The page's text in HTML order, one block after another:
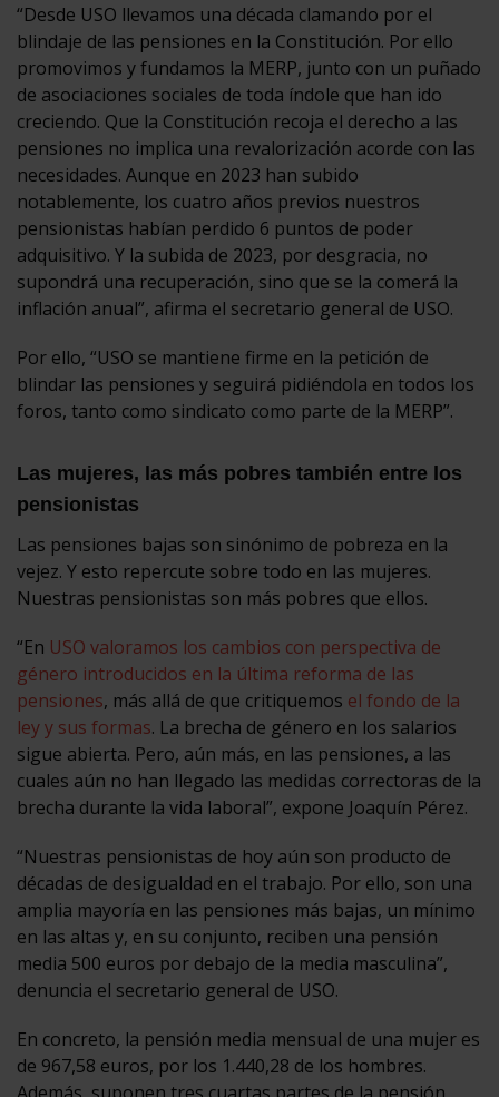
“Desde USO llevamos una década clamando por el
blindaje de las pensiones en la Constitución. Por ello
promovimos y fundamos la MERP, junto con un puñado
de asociaciones sociales de toda índole que han ido
creciendo. Que la Constitución recoja el derecho a las
pensiones no implica una revalorización acorde con las
necesidades. Aunque en 2023 han subido
notablemente, los cuatro años previos nuestros
pensionistas habían perdido 6 puntos de poder
adquisitivo. Y la subida de 2023, por desgracia, no
supondrá una recuperación, sino que se la comerá la
inflación anual”, afirma el secretario general de USO.
Por ello, “USO se mantiene firme en la petición de
blindar las pensiones y seguirá pidiéndola en todos los
foros, tanto como sindicato como parte de la MERP”.
Las mujeres, las más pobres también entre los
pensionistas
Las pensiones bajas son sinónimo de pobreza en la
vejez. Y esto repercute sobre todo en las mujeres.
Nuestras pensionistas son más pobres que ellos.
“En USO valoramos los cambios con perspectiva de
género introducidos en la última reforma de las
pensiones, más allá de que critiquemos el fondo de la
ley y sus formas. La brecha de género en los salarios
sigue abierta. Pero, aún más, en las pensiones, a las
cuales aún no han llegado las medidas correctoras de la
brecha durante la vida laboral”, expone Joaquín Pérez.
“Nuestras pensionistas de hoy aún son producto de
décadas de desigualdad en el trabajo. Por ello, son una
amplia mayoría en las pensiones más bajas, un mínimo
en las altas y, en su conjunto, reciben una pensión
media 500 euros por debajo de la media masculina”,
denuncia el secretario general de USO.
En concreto, la pensión media mensual de una mujer es
de 967,58 euros, por los 1.440,28 de los hombres.